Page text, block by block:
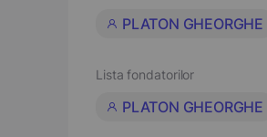
PLATON GHEORGHE
Lista fondatorilor
PLATON GHEORGHE